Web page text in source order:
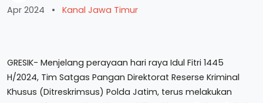
Apr 2024
• Kanal Jawa Timur
GRESIK- Menjelang perayaan hari raya Idul Fitri 1445
H/2024, Tim Satgas Pangan Direktorat Reserse Kriminal
Khusus (Ditreskrimsus) Polda Jatim, terus melakukan